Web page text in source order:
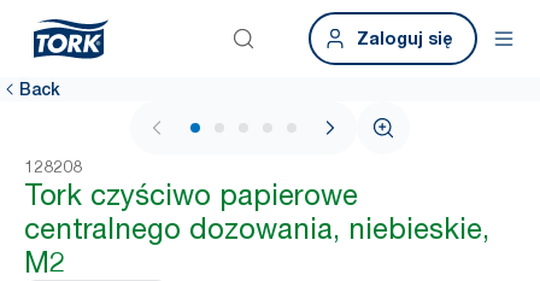
Zaloguj się
Back
1 / 5
128208
Tork czyściwo papierowe
centralnego dozowania, niebieskie,
M2